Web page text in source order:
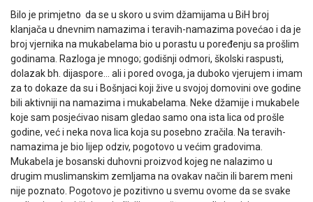
Bilo je primjetno da se u skoro u svim džamijama u BiH broj
klanjača u dnevnim namazima i teravih-namazima povećao i da je
broj vjernika na mukabelama bio u porastu u poređenju sa prošlim
godinama. Razloga je mnogo; godišnji odmori, školski raspusti,
dolazak bh. dijaspore… ali i pored ovoga, ja duboko vjerujem i imam
za to dokaze da su i Bošnjaci koji žive u svojoj domovini ove godine
bili aktivniji na namazima i mukabelama. Neke džamije i mukabele
koje sam posjećivao nisam gledao samo ona ista lica od prošle
godine, već i neka nova lica koja su posebno zračila. Na teravih-
namazima je bio lijep odziv, pogotovo u većim gradovima.
Mukabela je bosanski duhovni proizvod kojeg ne nalazimo u
drugim muslimanskim zemljama na ovakav način ili barem meni
nije poznato. Pogotovo je pozitivno u svemu ovome da se svake